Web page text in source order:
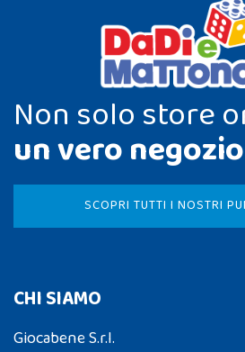
Non solo store
un vero
SCOPRI TUTTI I NOSTRI
CHI SIAMO
Giocabene S.r.l.